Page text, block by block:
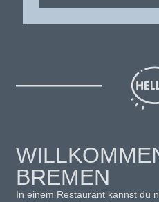
BREMEN
In einem Restaurant kannst du